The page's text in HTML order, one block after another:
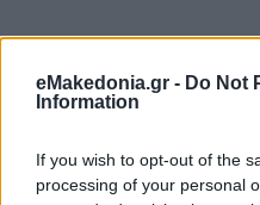
eMakedonia.gr - Do Not
Information
If you wish to opt-out of the
processing of your personal